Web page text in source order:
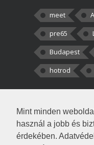
Mint minden
használ a jobb és
érdekében.
meet
pre65
Budapest
hotrod
kortisz:
darabbaal